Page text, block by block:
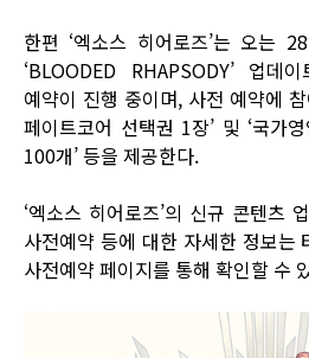
한편 ‘엑소스 히어로즈’는 오는
‘BLOODED RHAPSODY’ 업데
예약이 진행 중이며, 사전 예약에
페이트코어 선택권 1장’ 및 ‘국가
100개’ 등을 제공한다.
‘엑소스 히어로즈’의 신규 콘텐츠
사전예약 등에 대한 자세한 정보는
사전예약 페이지를 통해 확인할 수